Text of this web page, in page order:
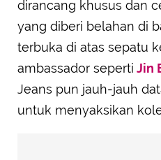
dirancang khusus dan
yang diberi belahan di
terbuka di atas sepatu
ambassador seperti Jin
Jeans pun jauh-jauh
untuk menyaksikan